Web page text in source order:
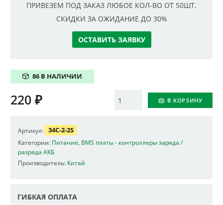
ПРИВЕЗЕМ ПОД ЗАКАЗ ЛЮБОЕ КОЛ-ВО ОТ 50ШТ.
СКИДКИ ЗА ОЖИДАНИЕ ДО 30%
ОСТАВИТЬ ЗАЯВКУ
86 В НАЛИЧИИ
Количество В КОРЗИНУ
220 ₽
Артикул: 34C-2-2S
Категории: Питание BMS платы - контроллеры заряда /
разряда АКБ
Производитель: Китай
ГИБКАЯ ОПЛАТА